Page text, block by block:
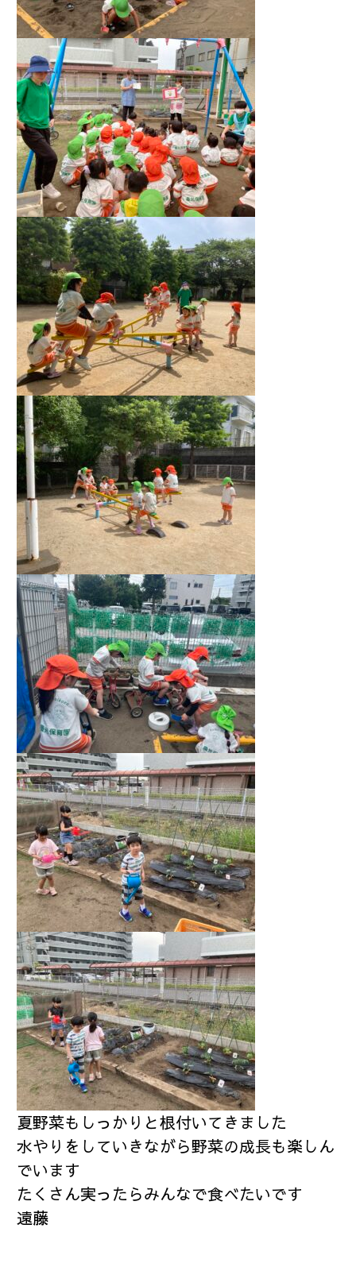
夏野菜もしっかりと根付いてきました
水やりをしていきながら野菜の成長も楽しん
でいます
たくさん実ったらみんなで食べたいです
遠藤